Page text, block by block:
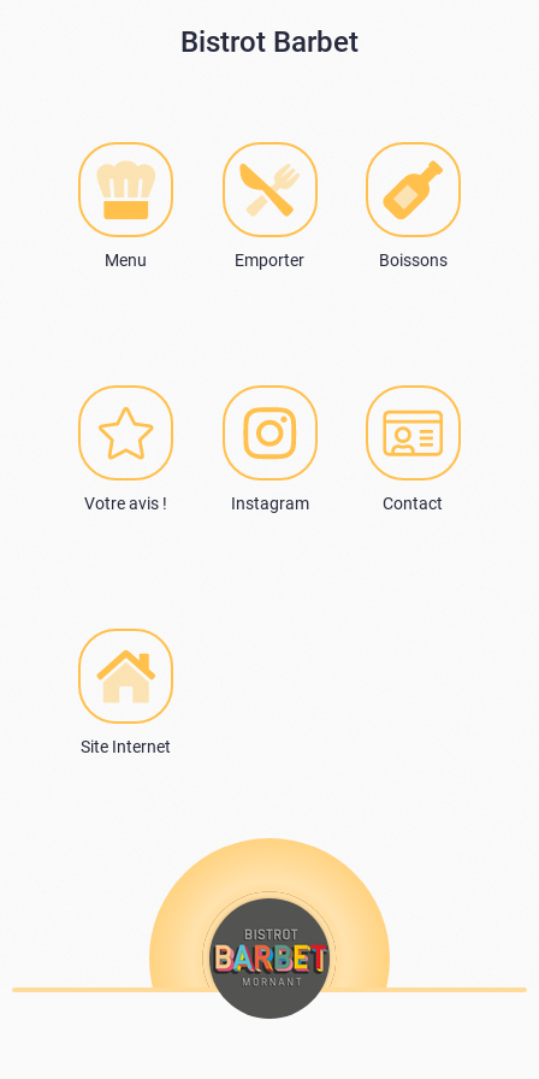
Bistrot Barbet
Menu Emporter Boissons
Votre avis ! Instagram Contact
Site Internet